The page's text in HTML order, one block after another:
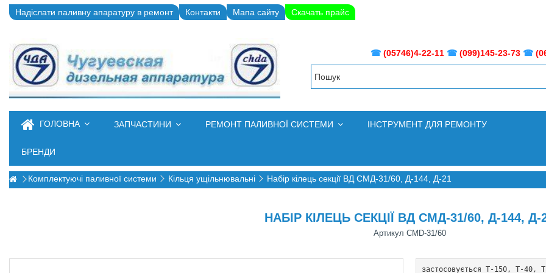
Надіслати паливну апаратуру в ремонт Контакти Мапа сайту Скачать прайс
☎ (05746)4-22-11 ☎ (099)145-23-73 ☎
ГОЛОВНА ЗАПЧАСТИНИ РЕМОНТ ПАЛИВНОЇ СИСТЕМИ ІНСТРУМЕНТ ДЛЯ РЕМОНТУ
БРЕНДИ
Комплектуючі паливної системи Кільця ущільнювальні Набір кілець секції ВД СМД-31/60, Д-144, Д-21
НАБІР КІЛЕЦЬ СЕКЦІЇ ВД СМД-31/60, Д-144, Д-
Артикул СМD-31/60
застосовується Т-150, Т-40,